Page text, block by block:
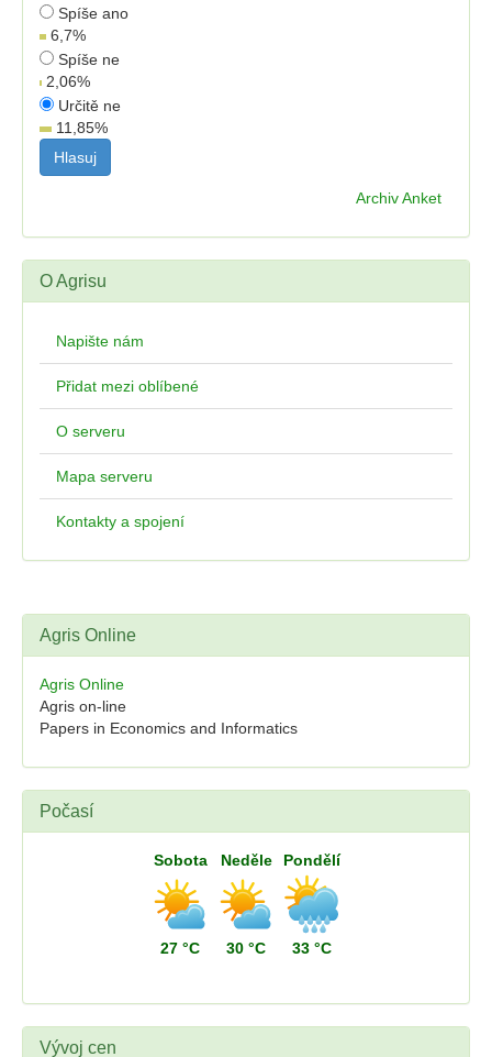
Spíše ano
6,7%
Spíše ne
2,06%
Určitě ne
11,85%
Archiv Anket
O Agrisu
Napište nám
Přidat mezi oblíbené
O serveru
Mapa serveru
Kontakty a spojení
Agris Online
Agris Online
Agris on-line
Papers in Economics and Informatics
Počasí
Sobota
27 °C
Neděle
30 °C
Pondělí
33 °C
Vývoj cen